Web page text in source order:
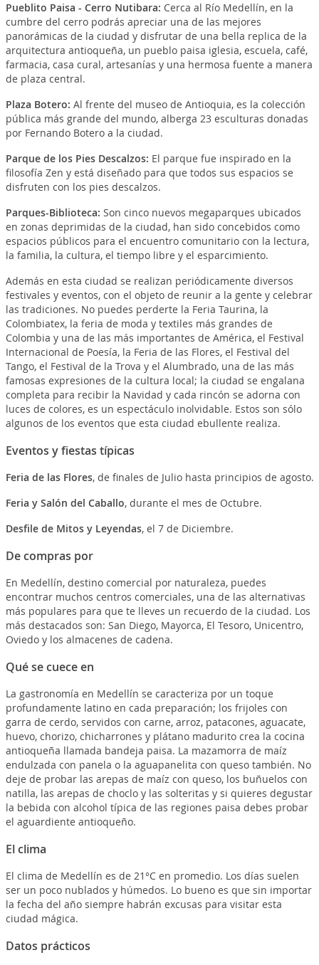
Pueblito Paisa - Cerro Nutibara: Cerca al Río Medellín, en la
cumbre del cerro podrás apreciar una de las mejores
panorámicas de la ciudad y disfrutar de una bella replica de la
arquitectura antioqueña, un pueblo paisa iglesia, escuela, café,
farmacia, casa cural, artesanías y una hermosa fuente a manera
de plaza central.
Plaza Botero: Al frente del museo de Antioquia, es la colección
pública más grande del mundo, alberga 23 esculturas donadas
por Fernando Botero a la ciudad.
Parque de los Pies Descalzos: El parque fue inspirado en la
filosofía Zen y está diseñado para que todos sus espacios se
disfruten con los pies descalzos.
Parques-Biblioteca: Son cinco nuevos megaparques ubicados
en zonas deprimidas de la ciudad, han sido concebidos como
espacios públicos para el encuentro comunitario con la lectura,
la familia, la cultura, el tiempo libre y el esparcimiento.
Además en esta ciudad se realizan periódicamente diversos
festivales y eventos, con el objeto de reunir a la gente y celebrar
las tradiciones. No puedes perderte la Feria Taurina, la
Colombiatex, la feria de moda y textiles más grandes de
Colombia y una de las más importantes de América, el Festival
Internacional de Poesía, la Feria de las Flores, el Festival del
Tango, el Festival de la Trova y el Alumbrado, una de las más
famosas expresiones de la cultura local; la ciudad se engalana
completa para recibir la Navidad y cada rincón se adorna con
luces de colores, es un espectáculo inolvidable. Estos son sólo
algunos de los eventos que esta ciudad ebullente realiza.
Eventos y fiestas típicas
Feria de las Flores, de finales de Julio hasta principios de agosto.
Feria y Salón del Caballo, durante el mes de Octubre.
Desfile de Mitos y Leyendas, el 7 de Diciembre.
De compras por
En Medellín, destino comercial por naturaleza, puedes
encontrar muchos centros comerciales, una de las alternativas
más populares para que te lleves un recuerdo de la ciudad. Los
más destacados son: San Diego, Mayorca, El Tesoro, Unicentro,
Oviedo y los almacenes de cadena.
Qué se cuece en
La gastronomía en Medellín se caracteriza por un toque
profundamente latino en cada preparación; los frijoles con
garra de cerdo, servidos con carne, arroz, patacones, aguacate,
huevo, chorizo, chicharrones y plátano madurito crea la cocina
antioqueña llamada bandeja paisa. La mazamorra de maíz
endulzada con panela o la aguapanelita con queso también. No
deje de probar las arepas de maíz con queso, los buñuelos con
natilla, las arepas de choclo y las solteritas y si quieres degustar
la bebida con alcohol típica de las regiones paisa debes probar
el aguardiente antioqueño.
El clima
El clima de Medellín es de 21°C en promedio. Los días suelen
ser un poco nublados y húmedos. Lo bueno es que sin importar
la fecha del año siempre habrán excusas para visitar esta
ciudad mágica.
Datos prácticos